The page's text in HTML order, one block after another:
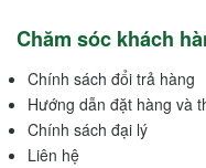
Chăm sóc khách
Chính sách đổi trả hàng
Hướng dẫn đặt hàng và
Chính sách đại lý
Liên hệ